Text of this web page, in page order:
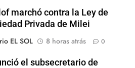
marchó contra la Ley de
Privada de Milei
EL SOL
8 horas atrás 0
el subsecretario de